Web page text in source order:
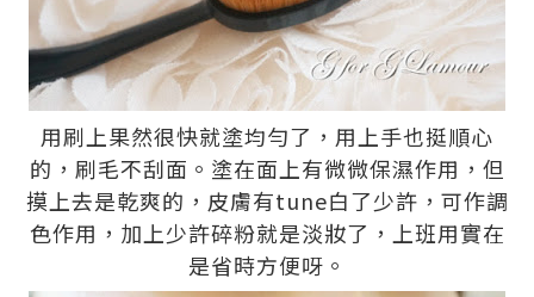
用刷上果然很快就塗均勻了，用上手也挺順心
的，刷毛不刮面。塗在面上有微微保濕作用，但
摸上去是乾爽的，皮膚有tune白了少許，可作調
色作用，加上少許碎粉就是淡妝了，上班用實在
是省時方便呀。